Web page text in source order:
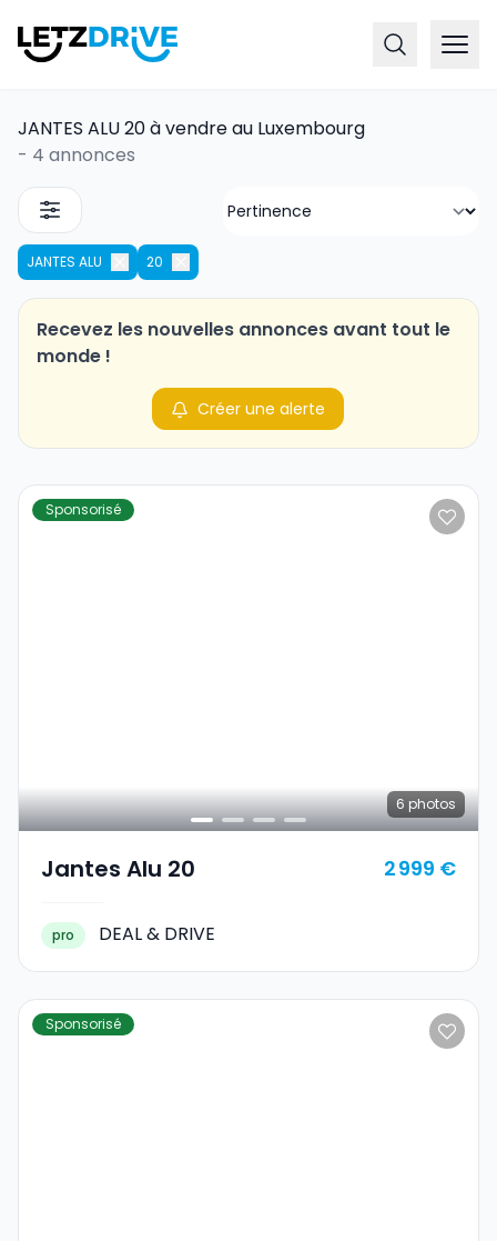
JANTES ALU 20 à vendre au Luxembourg
- 4 annonces
JANTES ALU 20
Recevez les nouvelles annonces avant tout le
monde !
Créer une alerte
Sponsorisé
6 photos
Jantes Alu 20 2 999 €
pro DEAL & DRIVE
Sponsorisé